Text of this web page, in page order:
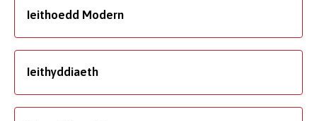
Ieithoedd Modern
Ieithyddiaeth